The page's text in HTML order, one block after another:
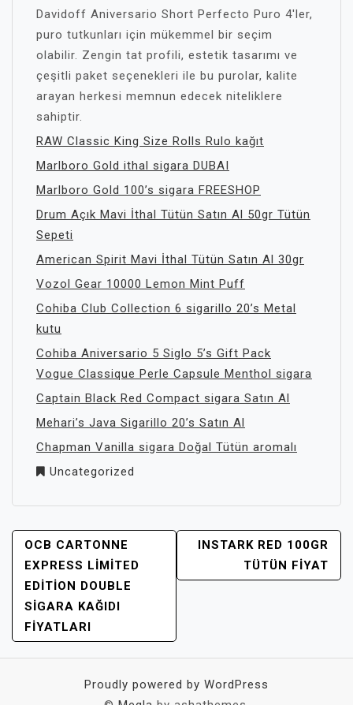
Davidoff Aniversario Short Perfecto Puro 4'ler,
puro tutkunları için mükemmel bir seçim
olabilir. Zengin tat profili, estetik tasarımı ve
çeşitli paket seçenekleri ile bu purolar, kalite
arayan herkesi memnun edecek niteliklere
sahiptir.
RAW Classic King Size Rolls Rulo kağıt
Marlboro Gold ithal sigara DUBAI
Marlboro Gold 100’s sigara FREESHOP
Drum Açık Mavi İthal Tütün Satın Al 50gr Tütün
Sepeti
American Spirit Mavi İthal Tütün Satın Al 30gr
Vozol Gear 10000 Lemon Mint Puff
Cohiba Club Collection 6 sigarillo 20’s Metal
kutu
Cohiba Aniversario 5 Siglo 5’s Gift Pack
Vogue Classique Perle Capsule Menthol sigara
Captain Black Red Compact sigara Satın Al
Mehari’s Java Sigarillo 20’s Satın Al
Chapman Vanilla sigara Doğal Tütün aromalı
Uncategorized
YAZI
GEZINMESI
OCB CARTONNE
EXPRESS LIMITED
EDITION DOUBLE
SIGARA KAĞIDI
FIYATLARI
INSTARK RED 100GR
TÜTÜN FIYAT
Proudly powered by WordPress